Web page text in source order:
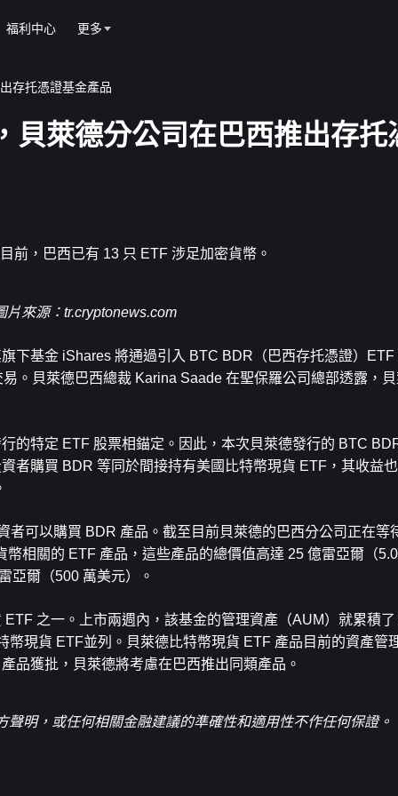
福利中心 更多
存托憑證基金產品
貝萊德分公司在巴西推出存托
前，巴西已有 13 只 ETF 涉足加密貨幣。
片來源： tr.cryptonews.com
下基金 iShares 將通過引入 BTC BDR（巴西存托憑證）ETF
。貝萊德巴西總裁 Karina Saade 在聖保羅公司總部透露，
的特定 ETF 股票相錨定。因此，本次貝萊德發行的 BTC
者購買 BDR 等同於間接持有美國比特幣現貨 ETF，其收益
者可以購買 BDR 產品。截至目前貝萊德的巴西分公司正在等
相關的 ETF 產品，這些產品的總價值高達 25 億雷亞爾（
亞爾（500 萬美元）。
之一。上市兩週內，該基金的管理資產（AUM）就累積
現貨 ETF並列。貝萊德比特幣現貨 ETF 產品目前的資產管
品獲批，貝萊德將考慮在巴西推出同類產品。
明，或任何相關金融建議的準確性和適用性不作任何保證。